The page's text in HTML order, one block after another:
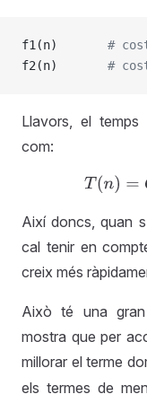
f1(n) #
f2(n) #
Llavors, el
com:
T(n )
Així doncs, quan
cal tenir en
creix més
Això té una
mostra que per
millorar el terme
els termes de